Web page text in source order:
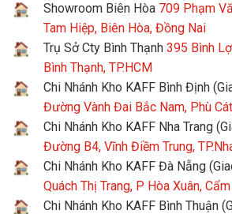
Showroom Biên Hòa 709 Phạm
Tam Hiệp, Biên Hòa, Đồng Nai
Trụ Sở Cty Bình Thạnh 395 Bình
Bình Thạnh, TP.HCM
Chi Nhánh Kho KAFF Bình Định
Đường Vành Đai Bắc Nam, Phù
Chi Nhánh Kho KAFF Nha Trang
Đường B4, Vĩnh Điềm Trung,
Chi Nhánh Kho KAFF Đà Nẵng
Quách Thị Trang, P Hòa Xuân,
Chi Nhánh Kho KAFF Bình Thuận